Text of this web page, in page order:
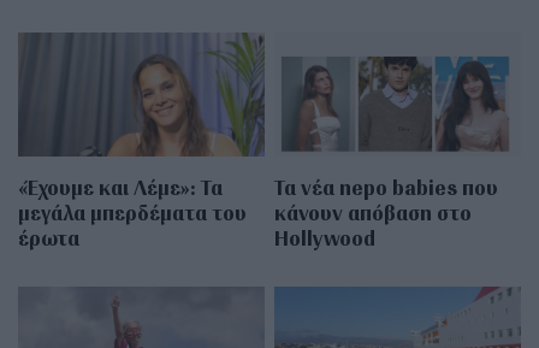
«Έχουμε και Λέμε»: Τα
μεγάλα μπερδέματα του
έρωτα
Τα νέα nepo babies που
κάνουν απόβαση στο
Hollywood